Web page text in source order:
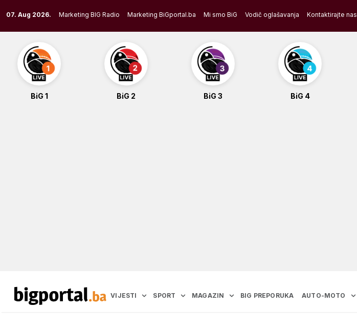
to
content
07. Aug 2026. Marketing BIG Radio Marketing BiGportal.ba Mi smo BiG Vodič oglašavanja Kontaktirajte nas
BiG 1 BiG 2 BiG 3 BiG 4
VIJESTI SPORT MAGAZIN BIG PREPORUKA AUTO-MOTO